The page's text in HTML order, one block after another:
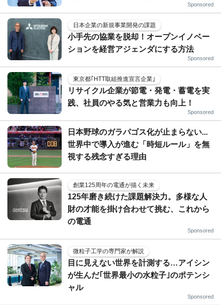
Sponsored
日本企業の新規事業開発の課題
小手先の協業を脱却！オープンイノベー
ションを経営アジェンダにする方法
Sponsored
東京都｢HTT取組推進宣言企業｣
リサイクル企業が節電・発電・蓄電を実
践、社員のやる気と営業力も向上！
Sponsored
日本野球のガラパゴス化が止まらない...
世界中で導入が進む「時短ルール」を無
視する残念すぎる理由
創業125周年の電通が描く未来
125年磨き続けた課題解決力。多様な人
財の才能を掛け合わせて挑む、これから
の電通
Sponsored
微粒子工学の専門家が解説
目に見えない世界を計測する…アイシン
が生んだ｢世界最小の水粒子｣のポテンシ
ャル
Sponsored